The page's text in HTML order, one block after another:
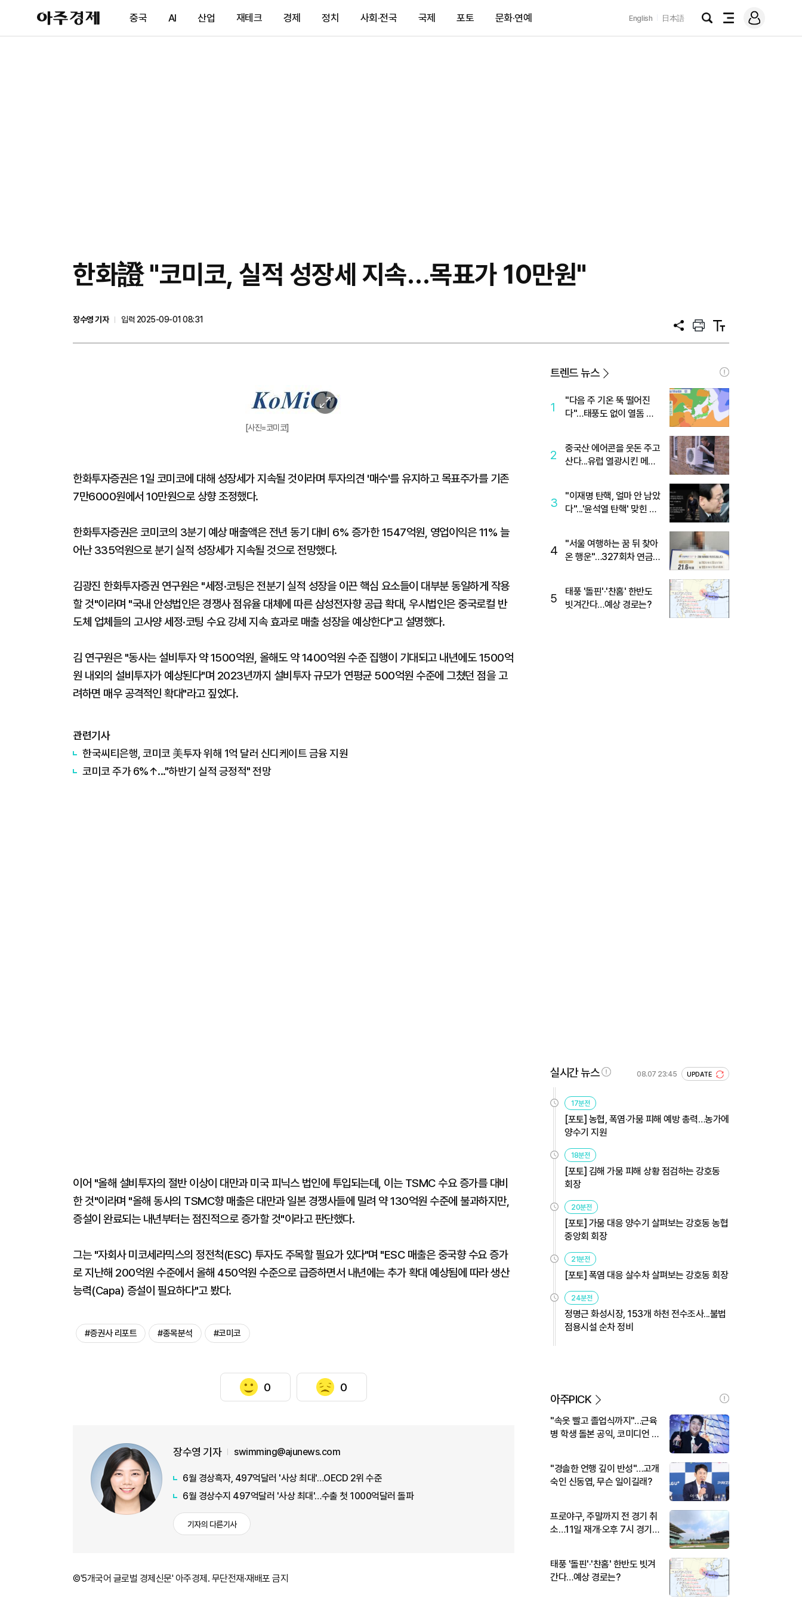
아
주
제
중국 AI 산업 재테크 경제 정치 사회·전국 국제 포토 문화·연예 English 日本語
검
전
메
그
한화證 "코미코, 실적 성장세 지속…목표가 10만원"
장수영 기자
입력 2025-09-01 08:31
공
프
트
텍
트
이
미
대
[사진=코미코]
한화투자증권은 1일 코미코에 대해 성장세가 지속될 것이라며 투자의견 '매수'를 유지하고 목표주가를 기존
7만6000원에서 10만원으로 상향 조정했다.
한화투자증권은 코미코의 3분기 예상 매출액은 전년 동기 대비 6% 증가한 1547억원, 영업이익은 11% 늘
어난 335억원으로 분기 실적 성장세가 지속될 것으로 전망했다.
김광진 한화투자증권 연구원은 "세정·코팅은 전분기 실적 성장을 이끈 핵심 요소들이 대부분 동일하게 작용
할 것"이라며 "국내 안성법인은 경쟁사 점유율 대체에 따른 삼성전자향 공급 확대, 우시법인은 중국로컬 반
도체 업체들의 고사양 세정·코팅 수요 강세 지속 효과로 매출 성장을 예상한다"고 설명했다.
김 연구원은 "동사는 설비투자 약 1500억원, 올해도 약 1400억원 수준 집행이 기대되고 내년에도 1500억
원 내외의 설비투자가 예상된다"며 2023년까지 설비투자 규모가 연평균 500억원 수준에 그쳤던 점을 고
려하면 매우 공격적인 확대"라고 짚었다.
관련기사
한국씨티은행, 코미코 美투자 위해 1억 달러 신디케이트 금융 지원
코미코 주가 6%↑..."하반기 실적 긍정적" 전망
이어 "올해 설비투자의 절반 이상이 대만과 미국 피닉스 법인에 투입되는데, 이는 TSMC 수요 증가를 대비
한 것"이라며 "올해 동사의 TSMC향 매출은 대만과 일본 경쟁사들에 밀려 약 130억원 수준에 불과하지만,
증설이 완료되는 내년부터는 점진적으로 증가할 것"이라고 판단했다.
그는 "자회사 미코세라믹스의 정전척(ESC) 투자도 주목할 필요가 있다"며 "ESC 매출은 중국향 수요 증가
로 지난해 200억원 수준에서 올해 450억원 수준으로 급증하면서 내년에는 추가 확대 예상됨에 따라 생산
능력(Capa) 증설이 필요하다"고 봤다.
#증권사 리포트 #종목분석 #코미코
0 0
장수영 기자 swimming@ajunews.com
6월 경상흑자, 497억달러 '사상 최대'…OECD 2위 수준
6월 경상수지 497억달러 '사상 최대'…수출 첫 1000억달러 돌파
기자의 다른기사
©'5개국어 글로벌 경제신문' 아주경제. 무단전재·재배포 금지
트렌드 뉴스
1
"다음 주 기온 뚝 떨어진
다"…태풍도 없이 열돔 박
2
중국산 에어콘을 웃돈 주고
산다...유럽 열광시킨 메이
3
"이재명 탄핵, 얼마 안 남았
다"...'윤석열 탄핵' 맞힌 무
4
"서울 여행하는 꿈 뒤 찾아
온 행운"…327회차 연금
5
태풍 '돌핀'·'찬홈' 한반도
빗겨간다…예상 경로는?
실시간 뉴스 08.07 23:45 UPDATE
17분전
[포토] 농협, 폭염·가뭄 피해 예방 총력…농가에
양수기 지원
18분전
[포토] 김해 가뭄 피해 상황 점검하는 강호동
회장
20분전
[포토] 가뭄 대응 양수기 살펴보는 강호동 농협
중앙회 회장
21분전
[포토] 폭염 대응 살수차 살펴보는 강호동 회장
24분전
정명근 화성시장, 153개 하천 전수조사...불법
점용시설 순차 정비
아주PICK
"속옷 빨고 졸업식까지"…근육
병 학생 돌본 공익, 코미디언 김
"경솔한 언행 깊이 반성"…고개
숙인 신동엽, 무슨 일이길래?
프로야구, 주말까지 전 경기 취
소…11일 재개·오후 7시 경기
태풍 '돌핀'·'찬홈' 한반도 빗겨
간다…예상 경로는?